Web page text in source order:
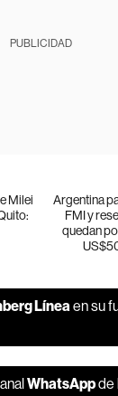
PUBLICIDAD
Milei
Argentina
FMI y
quedan
Líneaen su
WhatsAppde